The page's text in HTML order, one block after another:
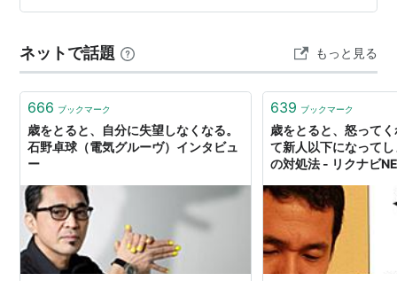
問題なし、ということで手術となったわけなのですが、
てらっしゃる。これはオカシイ、と思ったぱぱ君、病院
へ行き、血液ガスじゃないか、と掛け合いまして…
ネットで話題 もっと見る
666 ブックマーク
歳をとると、自分に失望しなくなる。
石野卓球（電気グルーヴ）インタビュ
ー
639 ブックマーク
歳をとると、怒って
て新人以下になって
の対処法 - リクナビ